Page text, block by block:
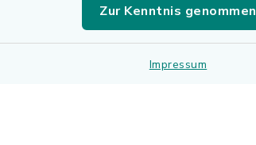
Zur Kenntnis genommen
Impressum
Notfalldienst
Öffnungszeiten:
9195